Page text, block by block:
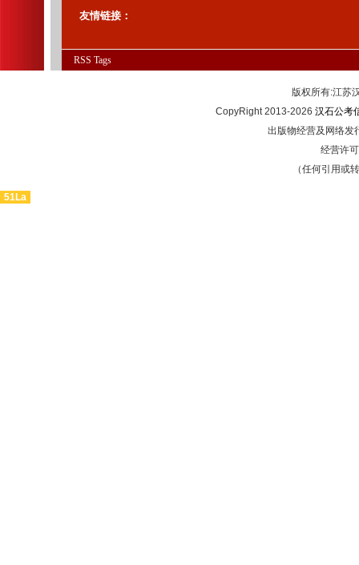
友情链接：
RSS Tags
版权所有:江
CopyRight 2013-2026 汉石公考
出版物经营及网络发
经营许
（任何引用或
51La